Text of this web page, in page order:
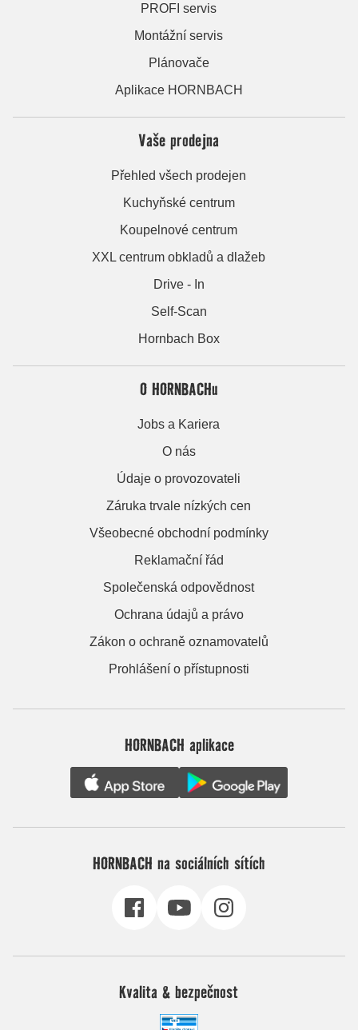
PROFI servis
Montážní servis
Plánovače
Aplikace HORNBACH
Vaše prodejna
Přehled všech prodejen
Kuchyňské centrum
Koupelnové centrum
XXL centrum obkladů a dlažeb
Drive - In
Self-Scan
Hornbach Box
O HORNBACHu
Jobs a Kariera
O nás
Údaje o provozovateli
Záruka trvale nízkých cen
Všeobecné obchodní podmínky
Reklamační řád
Společenská odpovědnost
Ochrana údajů a právo
Zákon o ochraně oznamovatelů
Prohlášení o přístupnosti
HORNBACH aplikace
HORNBACH na sociálních sítích
Kvalita & bezpečnost